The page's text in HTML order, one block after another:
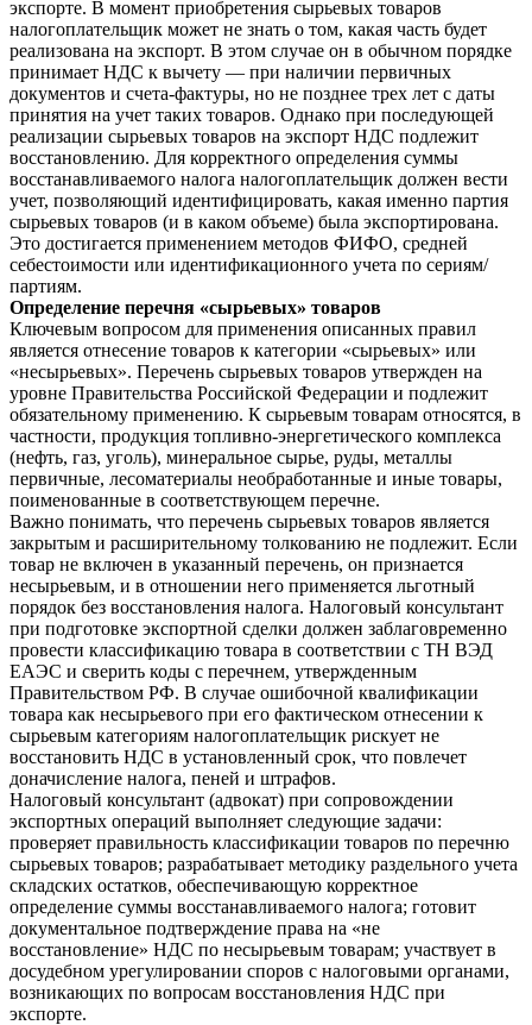
экспорте. В момент приобретения сырьевых товаров
налогоплательщик может не знать о том, какая часть будет
реализована на экспорт. В этом случае он в обычном порядке
принимает НДС к вычету — при наличии первичных
документов и счета-фактуры, но не позднее трех лет с даты
принятия на учет таких товаров. Однако при последующей
реализации сырьевых товаров на экспорт НДС подлежит
восстановлению. Для корректного определения суммы
восстанавливаемого налога налогоплательщик должен вести
учет, позволяющий идентифицировать, какая именно партия
сырьевых товаров (и в каком объеме) была экспортирована.
Это достигается применением методов ФИФО, средней
себестоимости или идентификационного учета по сериям/
партиям.
Определение перечня «сырьевых» товаров
Ключевым вопросом для применения описанных правил
является отнесение товаров к категории «сырьевых» или
«несырьевых». Перечень сырьевых товаров утвержден на
уровне Правительства Российской Федерации и подлежит
обязательному применению. К сырьевым товарам относятся, в
частности, продукция топливно-энергетического комплекса
(нефть, газ, уголь), минеральное сырье, руды, металлы
первичные, лесоматериалы необработанные и иные товары,
поименованные в соответствующем перечне.
Важно понимать, что перечень сырьевых товаров является
закрытым и расширительному толкованию не подлежит. Если
товар не включен в указанный перечень, он признается
несырьевым, и в отношении него применяется льготный
порядок без восстановления налога. Налоговый консультант
при подготовке экспортной сделки должен заблаговременно
провести классификацию товара в соответствии с ТН ВЭД
ЕАЭС и сверить коды с перечнем, утвержденным
Правительством РФ. В случае ошибочной квалификации
товара как несырьевого при его фактическом отнесении к
сырьевым категориям налогоплательщик рискует не
восстановить НДС в установленный срок, что повлечет
доначисление налога, пеней и штрафов.
Налоговый консультант (адвокат) при сопровождении
экспортных операций выполняет следующие задачи:
проверяет правильность классификации товаров по перечню
сырьевых товаров; разрабатывает методику раздельного учета
складских остатков, обеспечивающую корректное
определение суммы восстанавливаемого налога; готовит
документальное подтверждение права на «не
восстановление» НДС по несырьевым товарам; участвует в
досудебном урегулировании споров с налоговыми органами,
возникающих по вопросам восстановления НДС при
экспорте.